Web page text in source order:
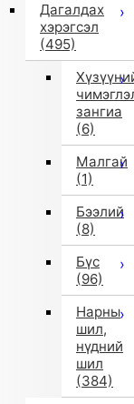
Дагалдах
хэрэгсэл
(495)
зангиа
(6)
Малгай
(1)
Бээлий
(8)
Бүс
(96)
Нарны
шил,
нүдний
шил
(384)